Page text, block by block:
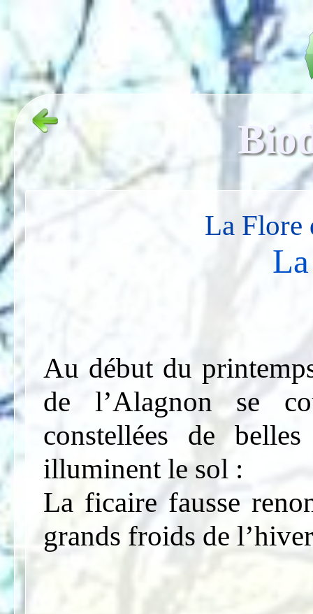
La Flore
Au début du
de l’Alagnon se
constellées de
illuminent le sol :
La ficaire fausse
grands froids de